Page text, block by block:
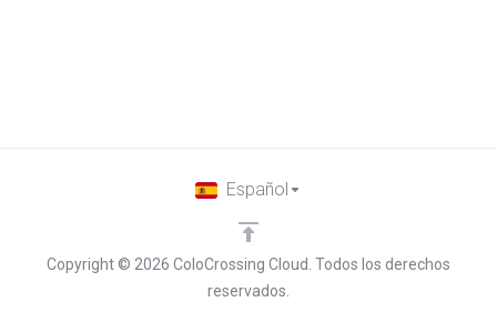
Copyright © 2026 ColoCrossing Cloud. Todos los derechos
reservados.
Español